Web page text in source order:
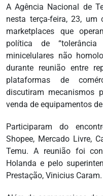
A Agência Nacional de
nesta terça-feira, 23,
marketplaces que
política de
minicelulares não
durante reunião entre
plataformas de
discutiram mecanismos
venda de equipamentos
Participaram do
Shopee, Mercado Livre,
Temu. A reunião foi
Holanda e pelo
Prestação, Vinicius Caram.